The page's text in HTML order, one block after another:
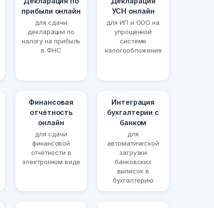
прибыли онлайн
для сдачи
декларации по
налогу на прибыль
в ФНС
УСН онлайн
для ИП и ООО на
упрощённой
системе
налогообложения
Финансовая
отчётность
онлайн
для сдачи
финансовой
отчётности в
электронном виде
Интеграция
бухгалтерии с
банком
для
автоматической
загрузки
банковских
выписок в
бухгалтерию